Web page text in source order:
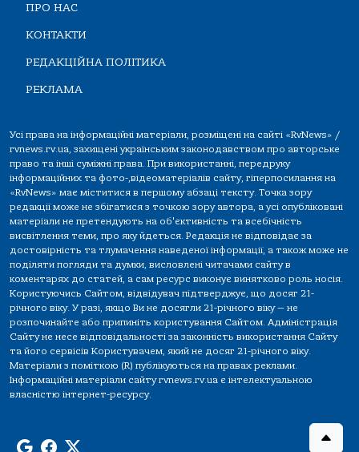
ПРО НАС
КОНТАКТИ
РЕДАКЦІЙНА ПОЛІТИКА
РЕКЛАМА
Усі права на інформаційні матеріали, розміщені на сайті «RvNews» /
rvnews.rv.ua, захищені українським законодавством про авторське
право та інші суміжні права. При використанні, передруку
інформаційних та фото-,відеоматеріалів сайту, гіперпосилання на
«RvNews» має міститися в першому абзаці тексту. Точка зору
редакції може не збігатися з точкою зору автора, а усі опубліковані
матеріали не претендують на об'єктивність та всебічність
висвітлення теми, про яку йдеться. Редакція не відповідає за
достовірність та тлумачення наведеної інформації, а також може не
поділяти погляди та думки, висловлені читачами сайту в
коментарях до статей, а сам ресурс виконує винятково роль носія.
Користуючись Сайтом, відвідувач підтверджує, що досяг 21-
річного віку. У разі, якщо Ви не досягли 21-річного віку — не
розпочинайте або припиніть користування Сайтом. Адміністрація
Сайту не несе відповідальності за законність використання Сайту
та його сервісів Користувачем, який не досяг 21-річного віку.
Матеріали з поміткою (R) публікуються на правах реклами.
Інформаційні матеріали сайту rvnews.rv.ua є інтелектуальною
власністю інтернет-ресурсу.